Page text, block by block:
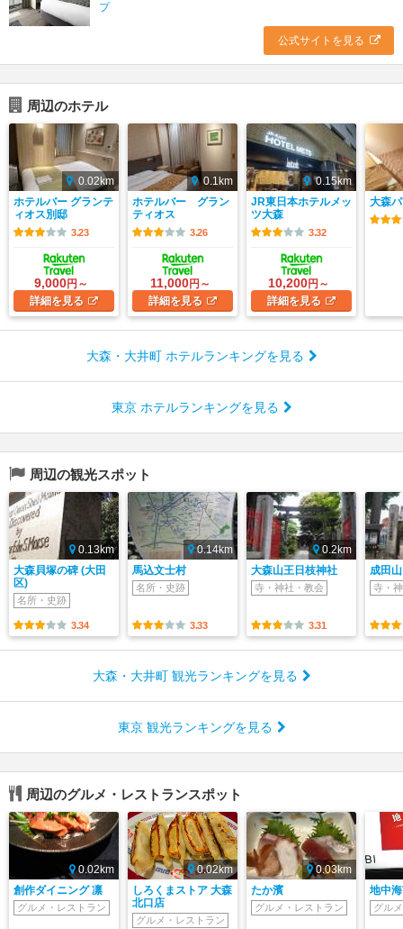
プ
公式サイトを見る
周辺のホテル
0.02km
ホテルバー グランテ
ィオス別邸
3.23
9,000円～
詳細を見る
0.1km
ホテルバー グラン
ティオス
3.26
11,000円～
詳細を見る
0.15km
JR東日本ホテルメッ
ツ大森
3.32
10,200円～
詳細を見る
大森
大森・大井町 ホテルランキングを見る
東京 ホテルランキングを見る
周辺の観光スポット
0.13km
大森貝塚の碑 (大田
区)
名所・史跡
3.34
0.14km
馬込文士村
名所・史跡
3.33
0.2km
大森山王日枝神社
寺・神社・教会
3.31
成田
寺・
大森・大井町 観光ランキングを見る
東京 観光ランキングを見る
周辺のグルメ・レストランスポット
0.02km
創作ダイニング 凛
グルメ・レストラン
0.02km
しろくまストア 大森
北口店
グルメ・レストラン
0.03km
たか濱
グルメ・レストラン
地中
グル